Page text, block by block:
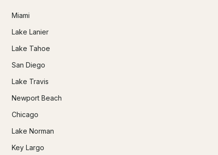
Miami
Lake Lanier
Lake Tahoe
San Diego
Lake Travis
Newport Beach
Chicago
Lake Norman
Key Largo